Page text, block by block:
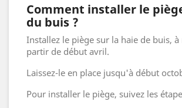
Comment installer le
du buis ?
Installez le piège sur la haie de buis,
partir de début avril.
Laissez-le en place jusqu'à début
Pour installer le piège, suivez les